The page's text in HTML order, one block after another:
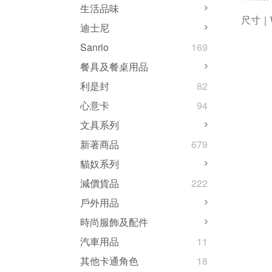
生活品味
迪士尼
Sanrio
169
餐具及餐桌用品
利是封
82
心意卡
94
文具系列
新著商品
679
貓奴系列
減價貨品
222
戶外用品
時尚服飾及配件
汽車用品
11
其他卡通角色
18
尺寸